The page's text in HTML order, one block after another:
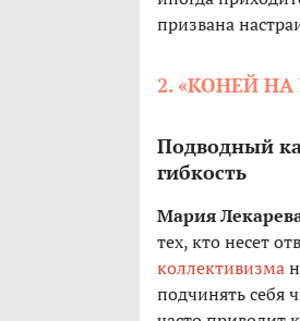
призвана
2. «КОНЕЙ
Подводный
гибкость
Мария
тех, кто несет
коллективизма
подчинять себя